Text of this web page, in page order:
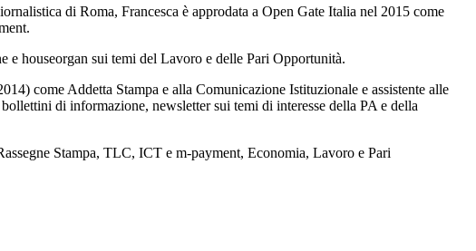
di Roma, Francesca è approdata a Open Gate Italia nel 2015 come
e houseorgan sui temi del Lavoro e delle Pari Opportunità.
come Addetta Stampa e alla Comunicazione Istituzionale e assistente alle
di informazione, newsletter sui temi di interesse della PA e della
Stampa, TLC, ICT e m-payment, Economia, Lavoro e Pari